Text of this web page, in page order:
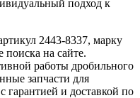
подход к
2443-8337, марку
поиска на сайте.
работы дробильного
запчасти для
гарантией и доставкой по